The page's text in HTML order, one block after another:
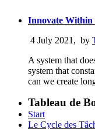
Innovate Within
4 July 2021 , by
A system that
system that
can we create
Tableau de
Start
Le Cycle des